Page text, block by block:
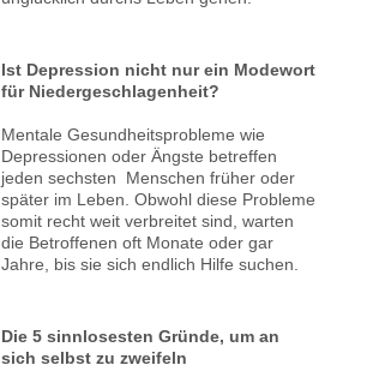
Ist Depression nicht nur ein Modewort
für Niedergeschlagenheit?
Mentale Gesundheitsprobleme wie
Depressionen oder Ängste betreffen
jeden sechsten Menschen früher oder
später im Leben. Obwohl diese Probleme
somit recht weit verbreitet sind, warten
die Betroffenen oft Monate oder gar
Jahre, bis sie sich endlich Hilfe suchen.
Die 5 sinnlosesten Gründe, um an
sich selbst zu zweifeln